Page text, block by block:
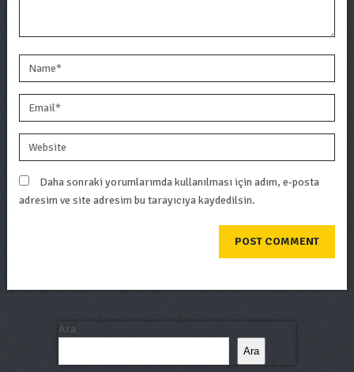
Daha sonraki yorumlarımda kullanılması için adım, e-posta
adresim ve site adresim bu tarayıcıya kaydedilsin.
Ara
Ara